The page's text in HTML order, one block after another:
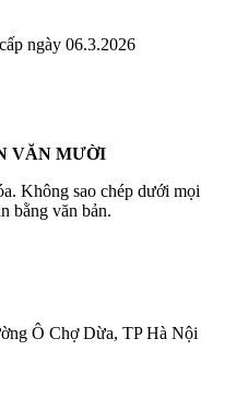
ngày 06.3.2026
VĂN MƯỜI
Không sao chép dưới mọi
bằng văn bản.
Ô Chợ Dừa, TP Hà Nội